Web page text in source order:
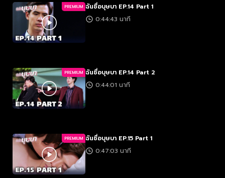
PREMIUM ฉันชื่อบุษบา EP.14 Part 1
0:44:43 นาที
PREMIUM ฉันชื่อบุษบา EP.14 Part 2
0:44:01 นาที
PREMIUM ฉันชื่อบุษบา EP.15 Part 1
0:47:03 นาที